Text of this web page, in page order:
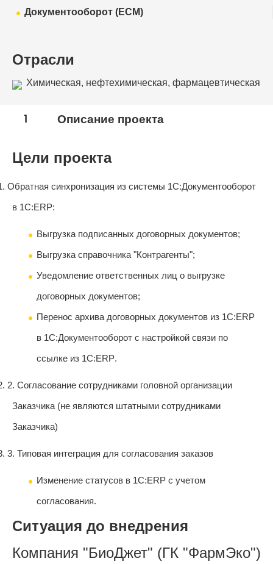
Документооборот (ECM)
Отрасли
Химическая, нефтехимическая, фармацевтическая
1 Описание проекта
Цели проекта
Обратная синхронизация из системы 1С:Документооборот
в 1С:ERP:
Выгрузка подписанных договорных документов;
Выгрузка справочника "Контрагенты";
Уведомление ответственных лиц о выгрузке
договорных документов;
Перенос архива договорных документов из 1С:ERP
в 1С:Документооборот с настройкой связи по
ссылке из 1С:ERP.
2. Согласование сотрудниками головной организации
Заказчика (не являются штатными сотрудниками
Заказчика)
3. Типовая интеграция для согласования заказов
Изменение статусов в 1С:ERP с учетом
согласования.
Ситуация до внедрения
Компания "БиоДжет" (ГК "ФармЭко")